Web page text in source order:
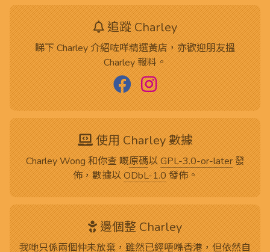
追蹤 Charley
睇下 Charley 介紹咗咩精選黃店，亦歡迎朋友搵
Charley 報料。
使用 Charley 數據
Charley Wong 和你查 嘅原碼以GPL-3.0-or-later發
佈，數據以ODbL-1.0發佈。
邊個整 Charley
我哋只係兩個仲未放棄，雖然已經唔喺香港，但依然自